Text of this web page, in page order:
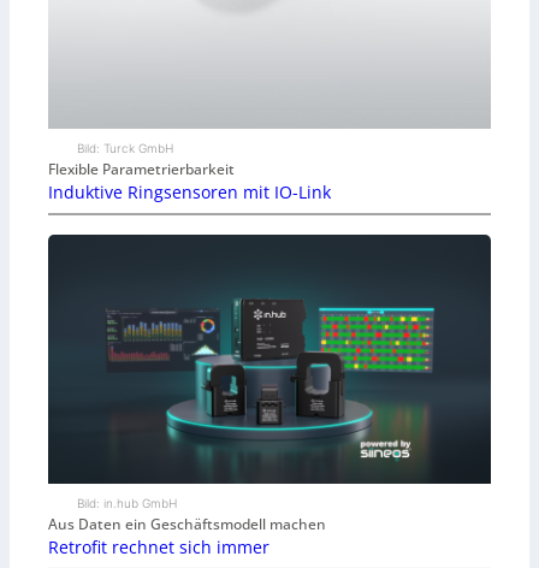
Bild: Turck GmbH
Flexible Parametrierbarkeit
Induktive Ringsensoren mit IO-Link
Bild: in.hub GmbH
Aus Daten ein Geschäftsmodell machen
Retrofit rechnet sich immer